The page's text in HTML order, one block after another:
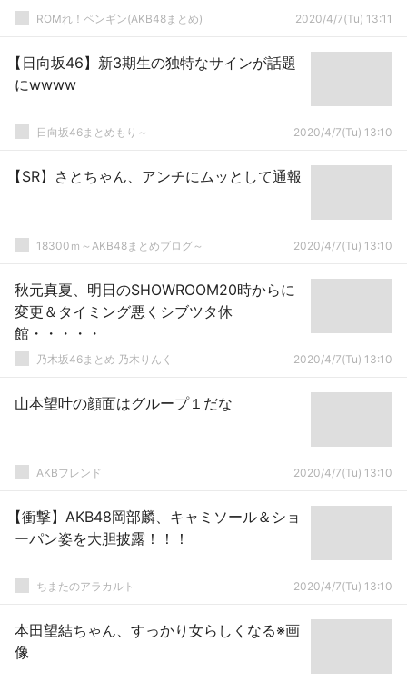
ROMれ！ペンギン(AKB48まとめ) 2020/4/7(Tu) 13:11
【日向坂46】新3期生の独特なサインが話題
にwwww
日向坂46まとめもり～ 2020/4/7(Tu) 13:10
【SR】さとちゃん、アンチにムッとして通報
18300ｍ～AKB48まとめブログ～ 2020/4/7(Tu) 13:10
秋元真夏、明日のSHOWROOM20時からに
変更＆タイミング悪くシブツタ休
館・・・・・
乃木坂46まとめ 乃木りんく 2020/4/7(Tu) 13:10
山本望叶の顔面はグループ１だな
AKBフレンド 2020/4/7(Tu) 13:10
【衝撃】AKB48岡部麟、キャミソール＆ショ
ーパン姿を大胆披露！！！
ちまたのアラカルト 2020/4/7(Tu) 13:10
本田望結ちゃん、すっかり女らしくなる※画
像